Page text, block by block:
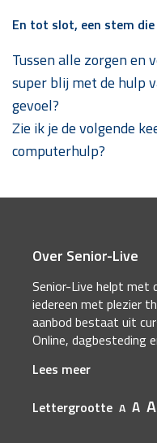
En tot slot, een stem
Tussen alle zorgen en
super blij met de hulp
gevoel?
Zie ik je de volgende
computerhulp?
Over Senior-Live
Senior-Live helpt met
iedereen met plezier
aanbod bestaat uit
Online, dagbesteding
Lees meer
Lettergrootte A A A